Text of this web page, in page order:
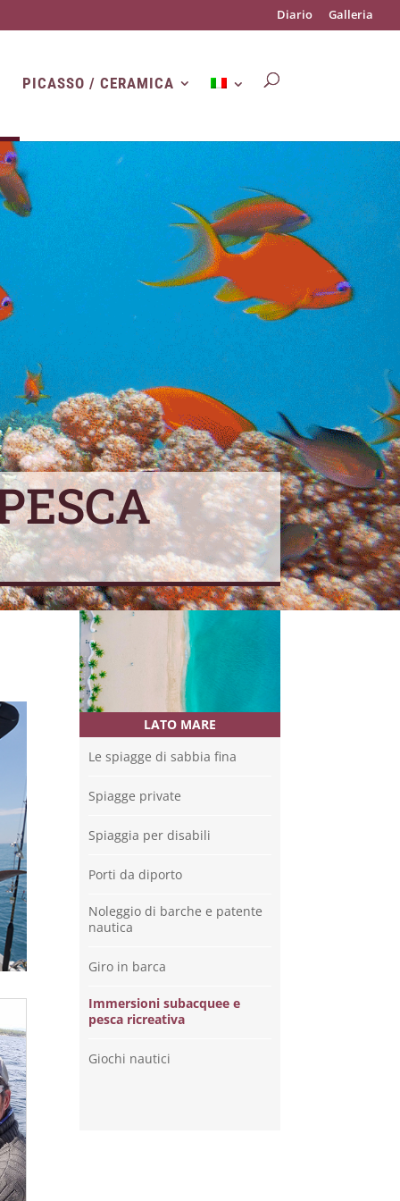
Diario Galleria
PICASSO / CERAMICA
LATO MARE
Le spiagge di sabbia fina
Spiagge private
Spiaggia per disabili
Porti da diporto
Noleggio di barche e patente
nautica
Giro in barca
Immersioni subacquee e
pesca ricreativa
Giochi nautici